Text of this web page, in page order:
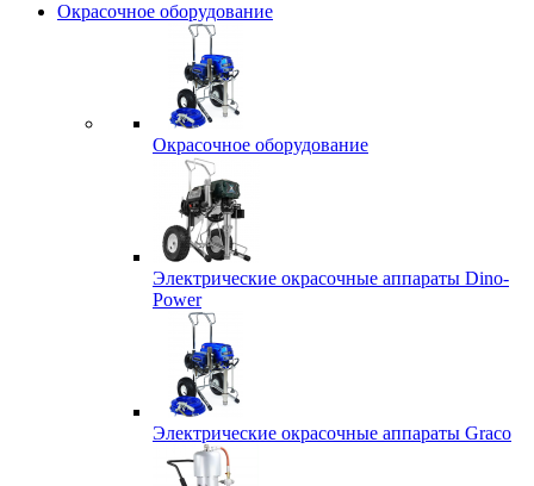
Окрасочное оборудование
Окрасочное оборудование
Электрические окрасочные аппараты Dino-
Power
Электрические окрасочные аппараты Graco